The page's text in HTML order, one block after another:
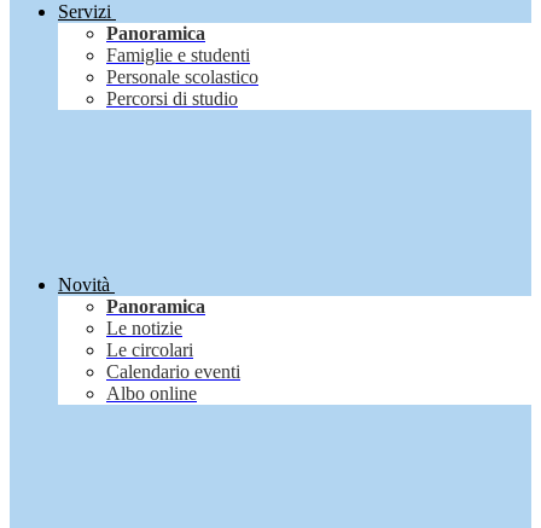
Servizi
Panoramica
Famiglie e studenti
Personale scolastico
Percorsi di studio
Novità
Panoramica
Le notizie
Le circolari
Calendario eventi
Albo online